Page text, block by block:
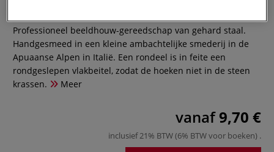
Professioneel beeldhouw-gereedschap van gehard staal.
Handgesmeed in een kleine ambachtelijke smederij in de
Apuaanse Alpen in Italië. Een rondeel is in feite een
rondgeslepen vlakbeitel, zodat de hoeken niet in de steen
krassen.
Meer
vanaf9,70 €
inclusief 21% BTW (6% BTW voor boeken) .